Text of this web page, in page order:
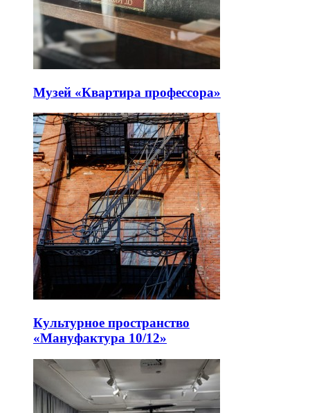
Музей «Квартира профессора»
Культурное пространство
«Мануфактура 10/12»